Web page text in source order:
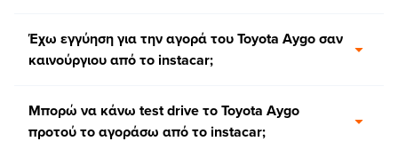
Έχω εγγύηση για την αγορά του Toyota Aygo σαν
καινούργιου από το instacar;
Μπορώ να κάνω test drive το Toyota Aygo
προτού το αγοράσω από το instacar;